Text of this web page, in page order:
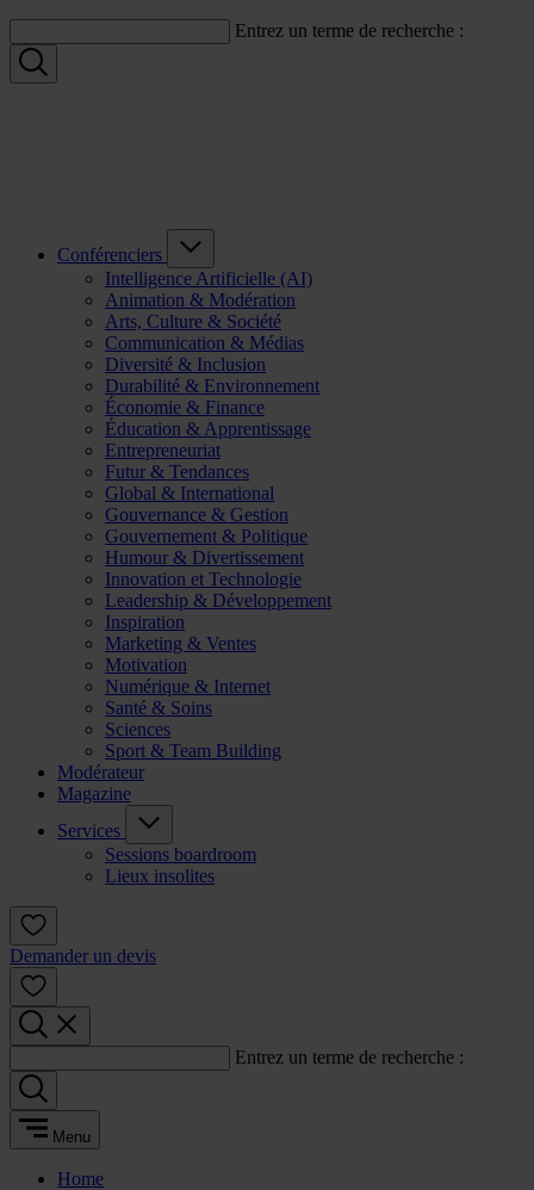
Entrez un terme de recherche :
Conférenciers
Intelligence Artificielle (AI)
Animation & Modération
Arts, Culture & Société
Communication & Médias
Diversité & Inclusion
Durabilité & Environnement
Économie & Finance
Éducation & Apprentissage
Entrepreneuriat
Futur & Tendances
Global & International
Gouvernance & Gestion
Gouvernement & Politique
Humour & Divertissement
Innovation et Technologie
Leadership & Développement
Inspiration
Marketing & Ventes
Motivation
Numérique & Internet
Santé & Soins
Sciences
Sport & Team Building
Modérateur
Magazine
Services
Sessions boardroom
Lieux insolites
Demander un devis
Entrez un terme de recherche :
Menu
Home